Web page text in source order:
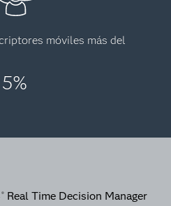
móviles más del
5%
® Real Time Decision Manager